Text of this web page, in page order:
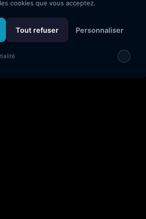
de côté et enfin se sentir bien…à sa
cookies que vous acceptez.
Tout refuser Personnaliser